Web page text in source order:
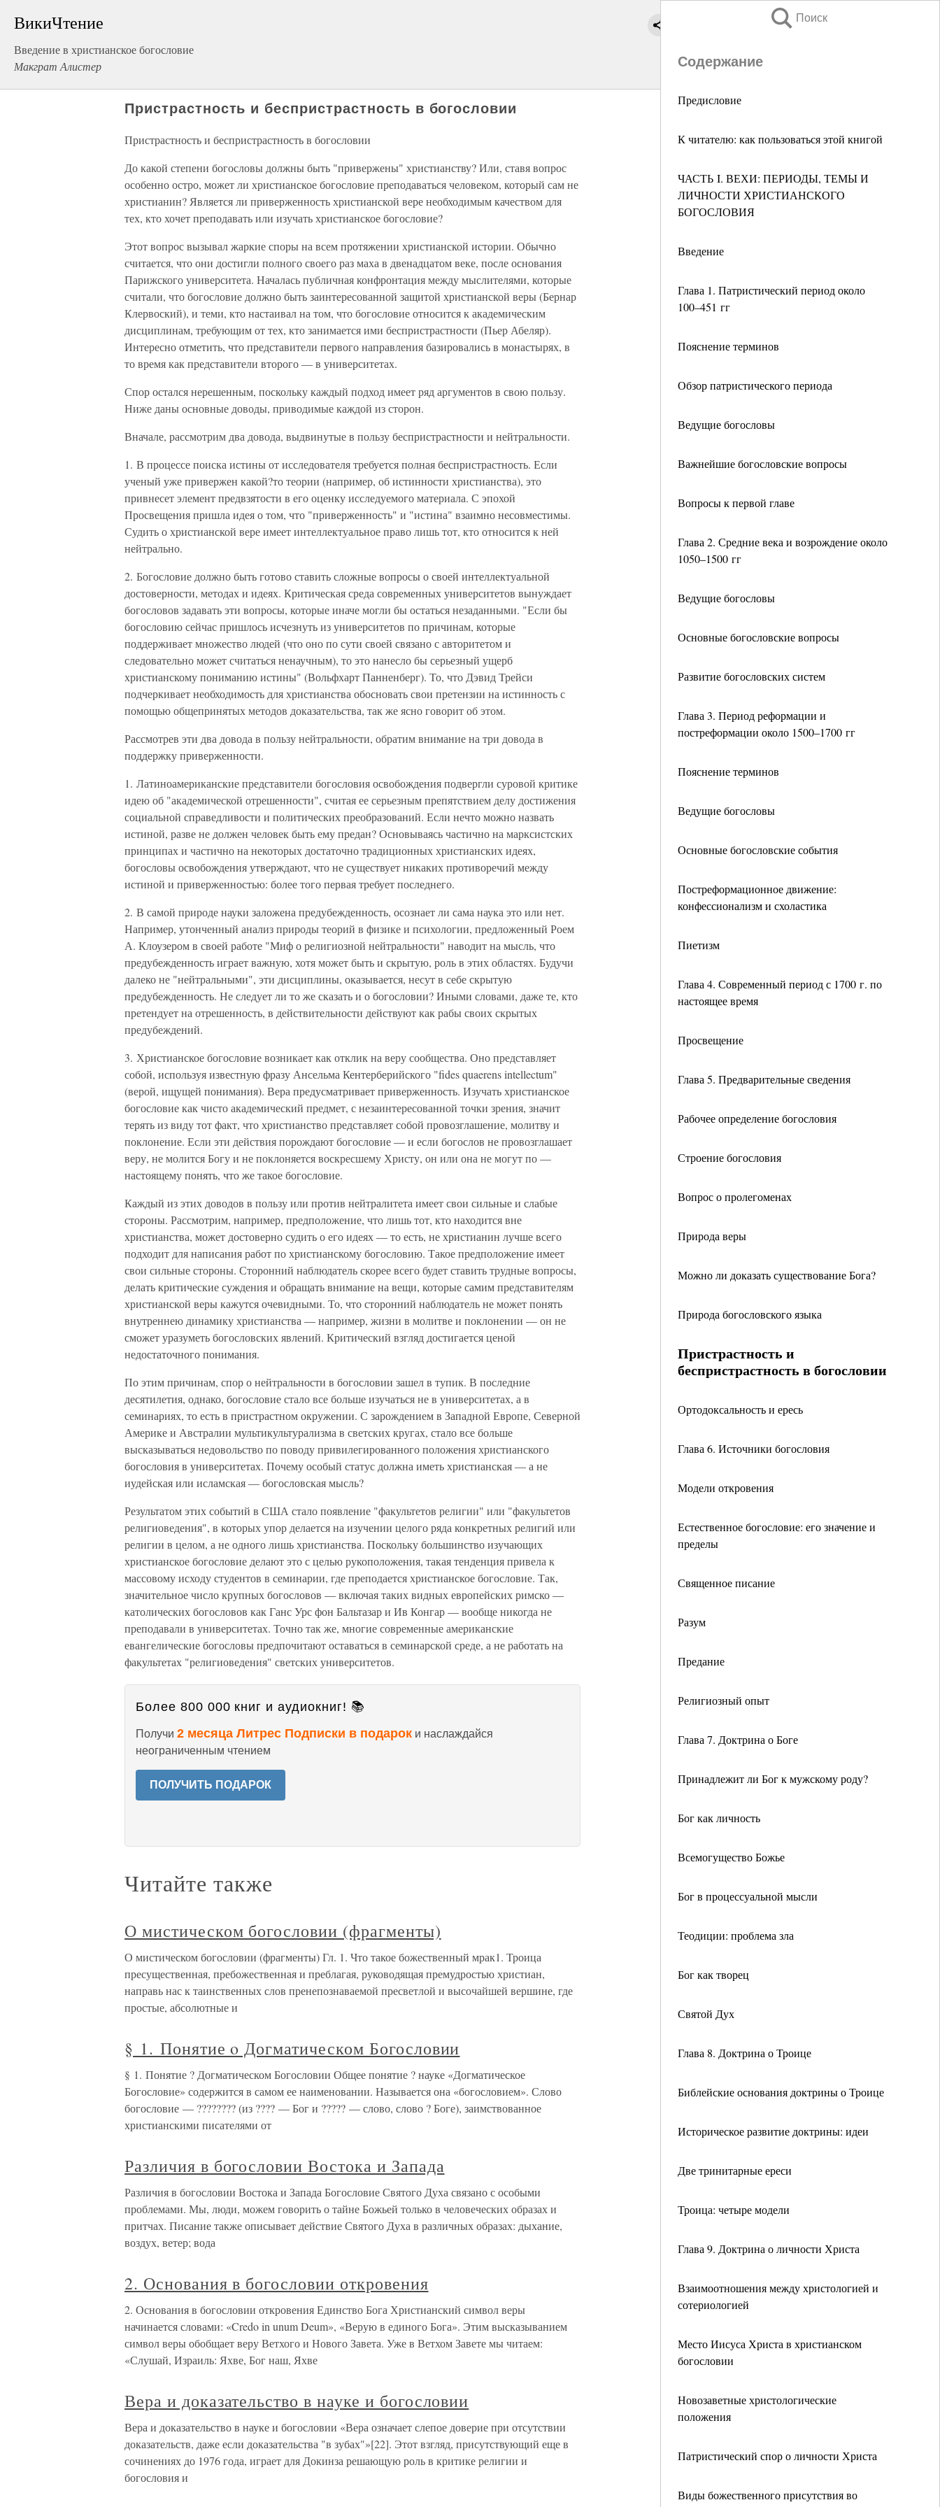
ВикиЧтение
Введение в христианское богословие
Макграт Алистер
Поиск
Содержание
Предисловие
К читателю: как пользоваться этой книгой
ЧАСТЬ I. ВЕХИ: ПЕРИОДЫ, ТЕМЫ И
ЛИЧНОСТИ ХРИСТИАНСКОГО
БОГОСЛОВИЯ
Введение
Глава 1. Патристический период около
100–451 гг
Пояснение терминов
Обзор патристического периода
Ведущие богословы
Важнейшие богословские вопросы
Вопросы к первой главе
Глава 2. Средние века и возрождение около
1050–1500 гг
Ведущие богословы
Основные богословские вопросы
Развитие богословских систем
Глава 3. Период реформации и
постреформации около 1500–1700 гг
Пояснение терминов
Ведущие богословы
Основные богословские события
Постреформационное движение:
конфессионализм и схоластика
Пиетизм
Глава 4. Современный период с 1700 г. по
настоящее время
Просвещение
Глава 5. Предварительные сведения
Рабочее определение богословия
Строение богословия
Вопрос о пролегоменах
Природа веры
Можно ли доказать существование Бога?
Природа богословского языка
Пристрастность и
беспристрастность в богословии
Ортодоксальность и ересь
Глава 6. Источники богословия
Модели откровения
Естественное богословие: его значение и
пределы
Священное писание
Разум
Предание
Религиозный опыт
Глава 7. Доктрина о Боге
Принадлежит ли Бог к мужскому роду?
Бог как личность
Всемогущество Божье
Бог в процессуальной мысли
Теодиции: проблема зла
Бог как творец
Святой Дух
Глава 8. Доктрина о Троице
Библейские основания доктрины о Троице
Историческое развитие доктрины: идеи
Две тринитарные ереси
Троица: четыре модели
Глава 9. Доктрина о личности Христа
Взаимоотношения между христологией и
сотериологией
Место Иисуса Христа в христианском
богословии
Новозаветные христологические
положения
Патристический спор о личности Христа
Виды божественного присутствия во
Пристрастность и беспристрастность в богословии
Пристрастность и беспристрастность в богословии
До какой степени богословы должны быть "привержены" христианству? Или, ставя вопрос
особенно остро, может ли христианское богословие преподаваться человеком, который сам не
христианин? Является ли приверженность христианской вере необходимым качеством для
тех, кто хочет преподавать или изучать христианское богословие?
Этот вопрос вызывал жаркие споры на всем протяжении христианской истории. Обычно
считается, что они достигли полного своего раз маха в двенадцатом веке, после основания
Парижского университета. Началась публичная конфронтация между мыслителями, которые
считали, что богословие должно быть заинтересованной защитой христианской веры (Бернар
Клервоский), и теми, кто настаивал на том, что богословие относится к академическим
дисциплинам, требующим от тех, кто занимается ими беспристрастности (Пьер Абеляр).
Интересно отметить, что представители первого направления базировались в монастырях, в
то время как представители второго — в университетах.
Спор остался нерешенным, поскольку каждый подход имеет ряд аргументов в свою пользу.
Ниже даны основные доводы, приводимые каждой из сторон.
Вначале, рассмотрим два довода, выдвинутые в пользу беспристрастности и нейтральности.
1. В процессе поиска истины от исследователя требуется полная беспристрастность. Если
ученый уже привержен какой?то теории (например, об истинности христианства), это
привнесет элемент предвзятости в его оценку исследуемого материала. С эпохой
Просвещения пришла идея о том, что "приверженность" и "истина" взаимно несовместимы.
Судить о христианской вере имеет интеллектуальное право лишь тот, кто относится к ней
нейтрально.
2. Богословие должно быть готово ставить сложные вопросы о своей интеллектуальной
достоверности, методах и идеях. Критическая среда современных университетов вынуждает
богословов задавать эти вопросы, которые иначе могли бы остаться незаданными. "Если бы
богословию сейчас пришлось исчезнуть из университетов по причинам, которые
поддерживает множество людей (что оно по сути своей связано с авторитетом и
следовательно может считаться ненаучным), то это нанесло бы серьезный ущерб
христианскому пониманию истины" (Вольфхарт Панненберг). То, что Дэвид Трейси
подчеркивает необходимость для христианства обосновать свои претензии на истинность с
помощью общепринятых методов доказательства, так же ясно говорит об этом.
Рассмотрев эти два довода в пользу нейтральности, обратим внимание на три довода в
поддержку приверженности.
1. Латиноамериканские представители богословия освобождения подвергли суровой критике
идею об "академической отрешенности", считая ее серьезным препятствием делу достижения
социальной справедливости и политических преобразований. Если нечто можно назвать
истиной, разве не должен человек быть ему предан? Основываясь частично на марксистских
принципах и частично на некоторых достаточно традиционных христианских идеях,
богословы освобождения утверждают, что не существует никаких противоречий между
истиной и приверженностью: более того первая требует последнего.
2. В самой природе науки заложена предубежденность, осознает ли сама наука это или нет.
Например, утонченный анализ природы теорий в физике и психологии, предложенный Роем
А. Клоузером в своей работе "Миф о религиозной нейтральности" наводит на мысль, что
предубежденность играет важную, хотя может быть и скрытую, роль в этих областях. Будучи
далеко не "нейтральными", эти дисциплины, оказывается, несут в себе скрытую
предубежденность. Не следует ли то же сказать и о богословии? Иными словами, даже те, кто
претендует на отрешенность, в действительности действуют как рабы своих скрытых
предубеждений.
3. Христианское богословие возникает как отклик на веру сообщества. Оно представляет
собой, используя известную фразу Ансельма Кентерберийского "fides quaerens intellectum"
(верой, ищущей понимания). Вера предусматривает приверженность. Изучать христианское
богословие как чисто академический предмет, с незаинтересованной точки зрения, значит
терять из виду тот факт, что христианство представляет собой провозглашение, молитву и
поклонение. Если эти действия порождают богословие — и если богослов не провозглашает
веру, не молится Богу и не поклоняется воскресшему Христу, он или она не могут по —
настоящему понять, что же такое богословие.
Каждый из этих доводов в пользу или против нейтралитета имеет свои сильные и слабые
стороны. Рассмотрим, например, предположение, что лишь тот, кто находится вне
христианства, может достоверно судить о его идеях — то есть, не христианин лучше всего
подходит для написания работ по христианскому богословию. Такое предположение имеет
свои сильные стороны. Сторонний наблюдатель скорее всего будет ставить трудные вопросы,
делать критические суждения и обращать внимание на вещи, которые самим представителям
христианской веры кажутся очевидными. То, что сторонний наблюдатель не может понять
внутреннею динамику христианства — например, жизни в молитве и поклонении — он не
сможет уразуметь богословских явлений. Критический взгляд достигается ценой
недостаточного понимания.
По этим причинам, спор о нейтральности в богословии зашел в тупик. В последние
десятилетия, однако, богословие стало все больше изучаться не в университетах, а в
семинариях, то есть в пристрастном окружении. С зарождением в Западной Европе, Северной
Америке и Австралии мультикультурализма в светских кругах, стало все больше
высказываться недовольство по поводу привилегированного положения христианского
богословия в университетах. Почему особый статус должна иметь христианская — а не
иудейская или исламская — богословская мысль?
Результатом этих событий в США стало появление "факультетов религии" или "факультетов
религиоведения", в которых упор делается на изучении целого ряда конкретных религий или
религии в целом, а не одного лишь христианства. Поскольку большинство изучающих
христианское богословие делают это с целью рукоположения, такая тенденция привела к
массовому исходу студентов в семинарии, где преподается христианское богословие. Так,
значительное число крупных богословов — включая таких видных европейских римско —
католических богословов как Ганс Урс фон Бальтазар и Ив Конгар — вообще никогда не
преподавали в университетах. Точно так же, многие современные американские
евангелические богословы предпочитают оставаться в семинарской среде, а не работать на
факультетах "религиоведения" светских университетов.
Более 800 000 книг и аудиокниг! 📚
Получи 2 месяца Литрес Подписки в подарок и наслаждайся
неограниченным чтением
ПОЛУЧИТЬ ПОДАРОК
Читайте также
О мистическом богословии (фрагменты)
О мистическом богословии (фрагменты) Гл. 1. Что такое божественный мрак1. Троица
пресущественная, пребожественная и преблагая, руководящая премудростью христиан,
направь нас к таинственных слов пренепознаваемой пресветлой и высочайшей вершине, где
простые, абсолютные и
§ 1. Понятие ο Догматическом Богословии
§ 1. Понятие ? Догматическом Богословии Общее понятие ? науке «Догматическое
Богословие» содержится в самом ее наименовании. Называется она «богословием». Слово
богословие — ???????? (из ???? — Бог и ????? — слово, слово ? Боге), заимствованное
христианскими писателями от
Различия в богословии Востока и Запада
Различия в богословии Востока и Запада Богословие Святого Духа связано с особыми
проблемами. Мы, люди, можем говорить о тайне Божьей только в человеческих образах и
притчах. Писание также описывает действие Святого Духа в различных образах: дыхание,
воздух, ветер; вода
2. Основания в богословии откровения
2. Основания в богословии откровения Единство Бога Христианский символ веры
начинается словами: «Credo in unum Deum», «Верую в единого Бога». Этим высказыванием
символ веры обобщает веру Ветхого и Нового Завета. Уже в Ветхом Завете мы читаем:
«Слушай, Израиль: Яхве, Бог наш, Яхве
Вера и доказательство в науке и богословии
Вера и доказательство в науке и богословии «Вера означает слепое доверие при отсутствии
доказательств, даже если доказательства "в зубах"»[22]. Этот взгляд, присутствующий еще в
сочинениях до 1976 года, играет для Докинза решающую роль в критике религии и
богословия и